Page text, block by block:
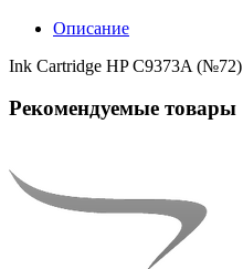
Описание
Ink Cartridge HP C9373A
Рекомендуемые товары